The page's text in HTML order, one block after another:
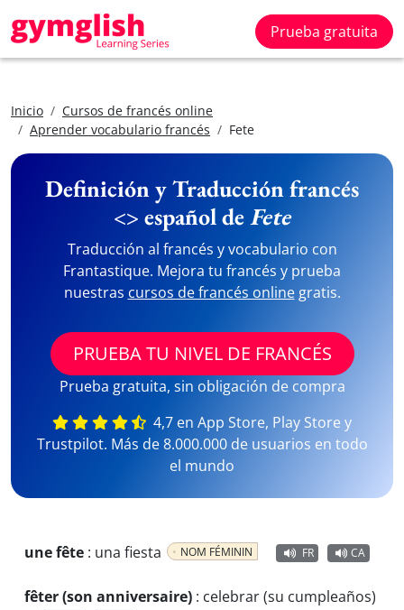
Prueba gratuita
Inicio
Cursos de francés online
Aprender vocabulario francés
Fete
Definición y Traducción francés
<> español deFete
Traducción al francés y vocabulario con
Frantastique. Mejora tu francés y prueba
nuestras cursos de francés onlinegratis.
PRUEBA TU NIVEL DE FRANCÉS
Prueba gratuita, sin obligación de compra
4,7 en App Store, Play Store y
Trustpilot. Más de 8.000.000 de usuarios en todo
el mundo
une fête : una fiesta NOM FÉMININ FR CA
fêter (son anniversaire) : celebrar (su cumpleaños)